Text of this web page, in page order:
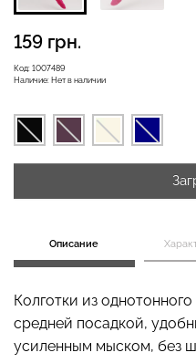
Код: 1007489
Наличие: Нет в наличии
159 грн.
Описание
Колготки из
средней посадкой,
усиленным мыском, без
Бесшовные леггинсы
482 грн.689 грн.